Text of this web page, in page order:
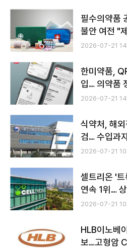
필수의약품
불안 여전 "
2026-07-21
한미약품,
입… 의약품
2026-07-21
식약처, 해
검… 수입과
2026-07-21
셀트리온 '
연속 1위…
대
2026-07-21
HLB이노베
보…고형암